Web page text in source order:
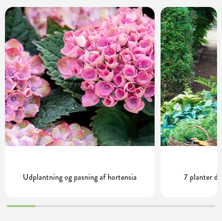
Udplantning og pasning af hortensia 7 planter